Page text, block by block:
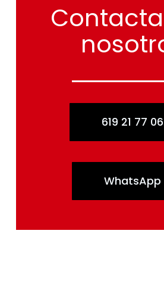
Contacta
619 21 77 06
WhatsApp